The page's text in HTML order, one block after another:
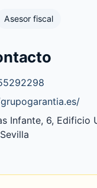
Asesor fiscal
Infante, 6, Edificio